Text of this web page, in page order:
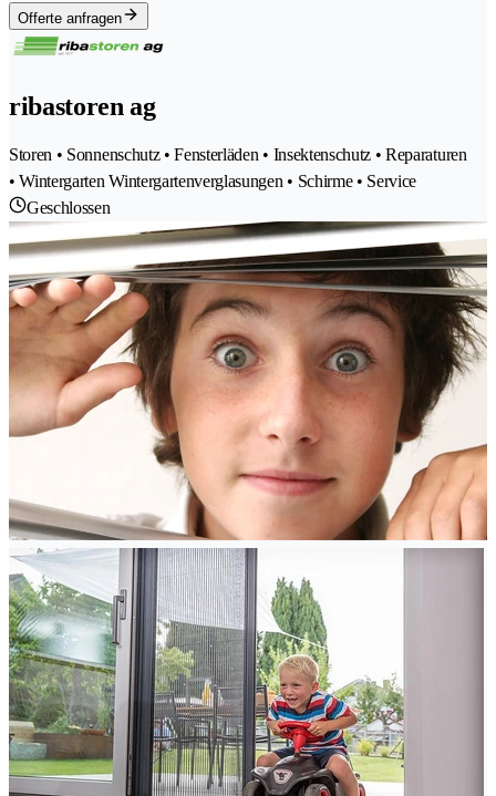
Offerte anfragen
ribastoren ag
Storen • Sonnenschutz • Fensterläden • Insektenschutz • Reparaturen
• Wintergarten Wintergartenverglasungen • Schirme • Service
Geschlossen